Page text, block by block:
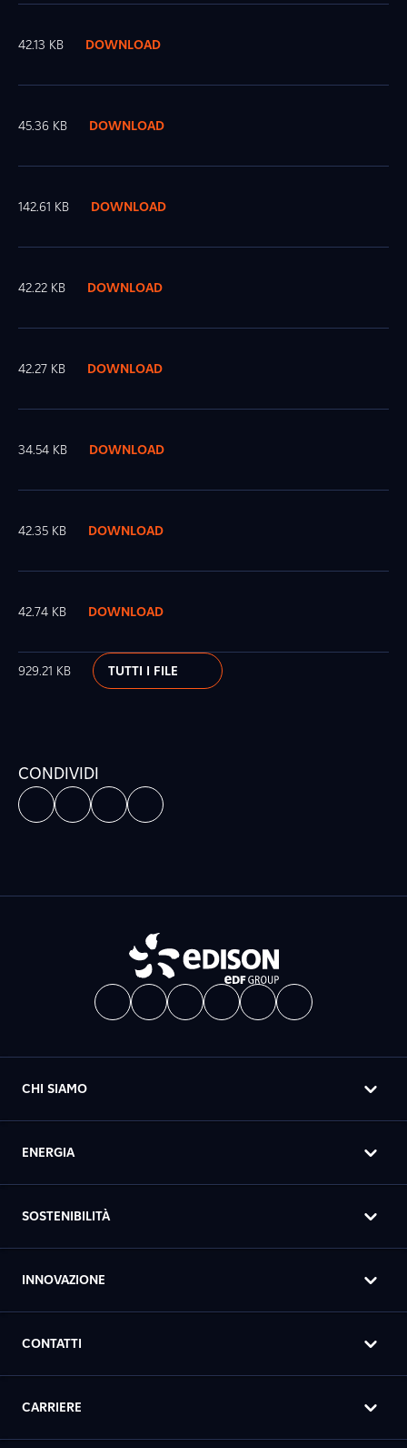
42.13 KB DOWNLOAD
45.36 KB DOWNLOAD
142.61 KB DOWNLOAD
42.22 KB DOWNLOAD
42.27 KB DOWNLOAD
34.54 KB DOWNLOAD
42.35 KB DOWNLOAD
42.74 KB DOWNLOAD
929.21 KB TUTTI I FILE
CONDIVIDI
CHI SIAMO
ENERGIA
SOSTENIBILITÀ
INNOVAZIONE
CONTATTI
CARRIERE